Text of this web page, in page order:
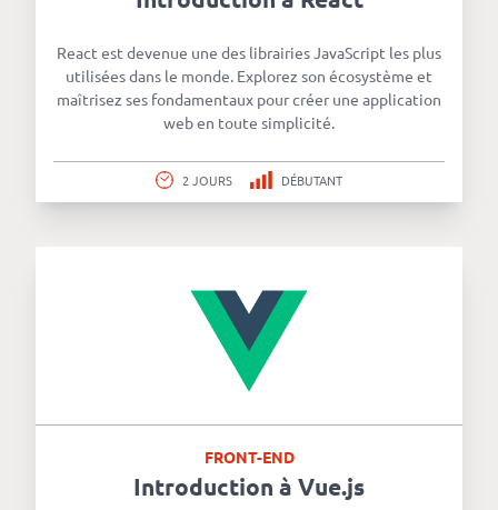
React est devenue une des librairies JavaScript les plus
utilisées dans le monde. Explorez son écosystème et
maîtrisez ses fondamentaux pour créer une application
web en toute simplicité.
2 JOURS DÉBUTANT
FRONT-END
Introduction à Vue.js